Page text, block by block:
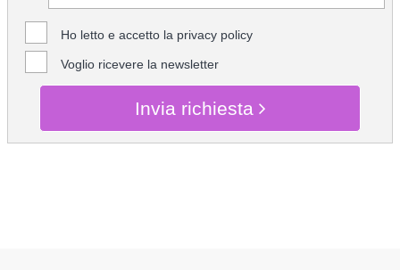
Ho letto e accetto la privacy policy
Voglio ricevere la newsletter
Invia richiesta